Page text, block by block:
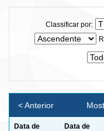
Classificar por:
< Anterior
Data de
Data de